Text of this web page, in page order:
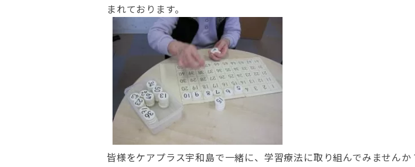
まれております。
皆様をケアプラス宇和島で一緒に、学習療法に取り組んでみませんか